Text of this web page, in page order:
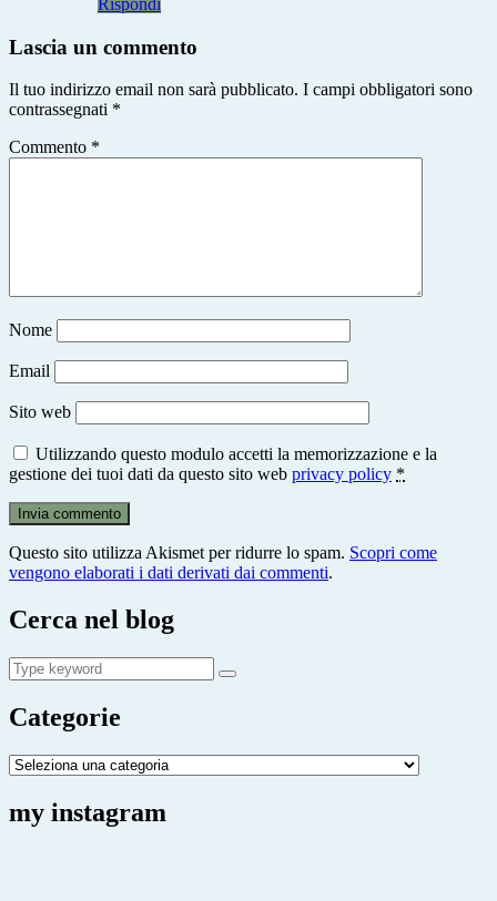
Rispondi
Lascia un commento
Il tuo indirizzo email non sarà pubblicato. I campi obbligatori sono
contrassegnati *
Commento *
Nome
Email
Sito web
Utilizzando questo modulo accetti la memorizzazione e la
gestione dei tuoi dati da questo sito web privacy policy *
Questo sito utilizza Akismet per ridurre lo spam. Scopri come
vengono elaborati i dati derivati dai commenti.
Cerca nel blog
Search
for:
Search
Categorie
Categorie
my instagram